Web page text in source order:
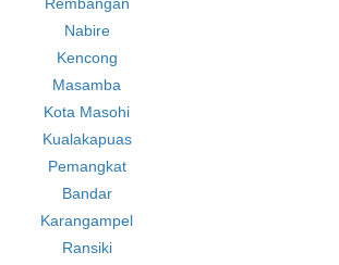
Nabire
Kencong
Masamba
Kota Masohi
Kualakapuas
Pemangkat
Bandar
Karangampel
Ransiki